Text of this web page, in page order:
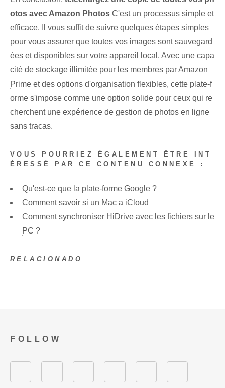
otos avec Amazon Photos C'est un processus simple et
efficace. Il vous suffit de suivre quelques étapes simples
pour vous assurer que toutes vos images sont sauvegard
ées et disponibles sur votre appareil local. Avec une capa
cité de stockage illimitée pour les membres par Amazon
Prime et des options d'organisation flexibles, cette plate-f
orme s'impose comme une option solide pour ceux qui re
cherchent une expérience de gestion de photos en ligne
sans tracas.
VOUS POURRIEZ ÉGALEMENT ÊTRE INT
ÉRESSÉ PAR CE CONTENU CONNEXE :
Qu'est-ce que la plate-forme Google ?
Comment savoir si un Mac a iCloud
Comment synchroniser HiDrive avec les fichiers sur le
PC ?
RELACIONADO
FOLLOW